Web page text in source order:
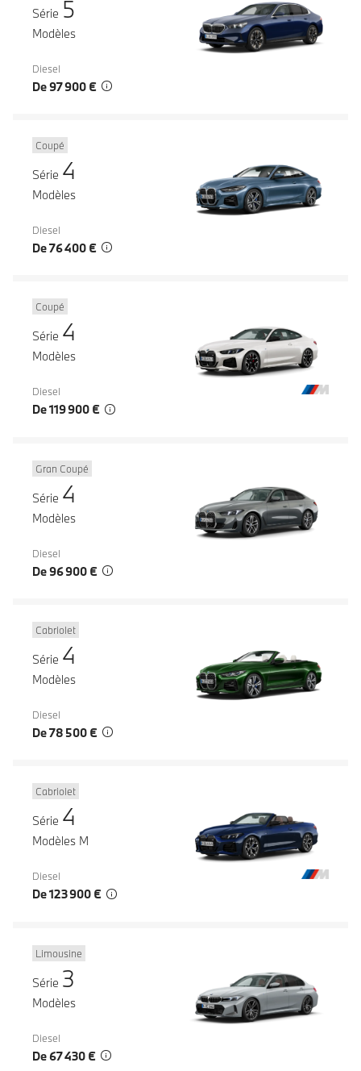
Série 5
Modèles
Diesel
De 97 900 €
Coupé
Série 4
Modèles
Diesel
De 76 400 €
Coupé
Série 4
Modèles
Diesel
De 119 900 €
Gran Coupé
Série 4
Modèles
Diesel
De 96 900 €
Cabriolet
Série 4
Modèles
Diesel
De 78 500 €
Cabriolet
Série 4
Modèles M
Diesel
De 123 900 €
Limousine
Série 3
Modèles
Diesel
De 67 430 €